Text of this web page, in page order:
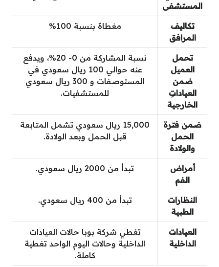
المستشفى
تكاليف
المرافق
مغطاة بنسبة 100%
تحمل
العميل
ضمن
العياداتِ
الخارجية
نسبة المشاركة من 0- 20%، ويدفع
عنه حوالي 100 ريال سعودي في
المستوصفات و 300 ريال سعودي
للمستشفيات.
ضمن فترة
الحمل
والولادة
15,000 ريال سعودي تشمل المتابعة
قبل الحمل وبعد الولادة.
أمراض
الفم
تبدأ من 2000 ريال سعودي.
النظارات
الطبية
تبدأ من 400 ريال سعودي.
العيادات
الداخلية
تغطي شركة بوبا حالات العيادات
الداخلية وحالات اليوم الواحد تغطية
كاملة.